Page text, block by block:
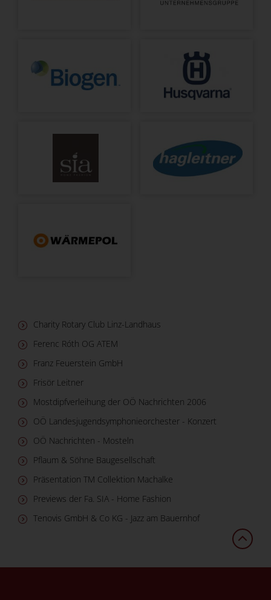
Charity Rotary Club Linz-Landhaus
Ferenc Róth OG ATEM
Franz Feuerstein GmbH
Frisör Leitner
Mostdipfverleihung der OÖ Nachrichten 2006
OÖ Landesjugendsymphonieorchester - Konzert
OÖ Nachrichten - Mosteln
Pflaum & Söhne Baugesellschaft
Präsentation TM Collektion Machalke
Previews der Fa. SIA - Home Fashion
Tenovis GmbH & Co KG - Jazz am Bauernhof